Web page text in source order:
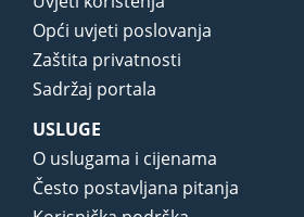
Opći uvjeti poslovanja
Zaštita privatnosti
Sadržaj portala
USLUGE
O uslugama i cijenama
Često postavljana pitanja